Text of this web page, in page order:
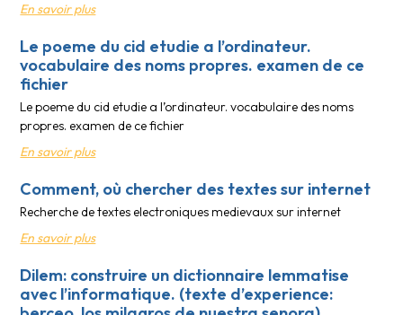
En savoir plus
Le poeme du cid etudie a l’ordinateur.
vocabulaire des noms propres. examen de ce
fichier
Le poeme du cid etudie a l’ordinateur. vocabulaire des noms
propres. examen de ce fichier
En savoir plus
Comment, où chercher des textes sur internet
Recherche de textes electroniques medievaux sur internet
En savoir plus
Dilem: construire un dictionnaire lemmatise
avec l’informatique. (texte d’experience: